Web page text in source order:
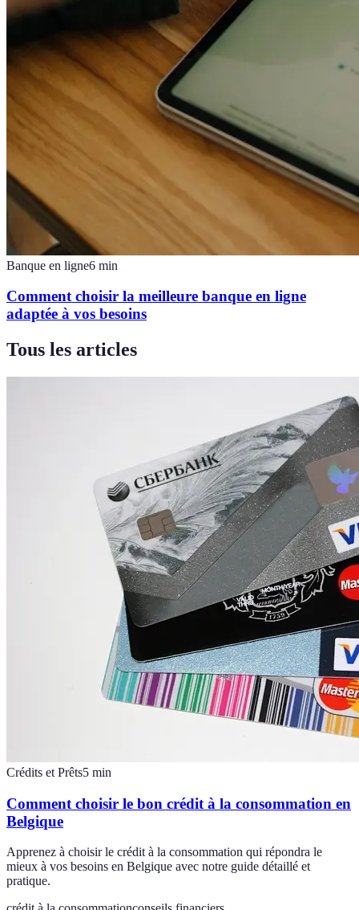
Banque en ligne6 min
Comment choisir la meilleure banque en ligne
adaptée à vos besoins
Tous les articles
Crédits et Prêts5 min
Comment choisir le bon crédit à la consommation en
Belgique
Apprenez à choisir le crédit à la consommation qui répondra le
mieux à vos besoins en Belgique avec notre guide détaillé et
pratique.